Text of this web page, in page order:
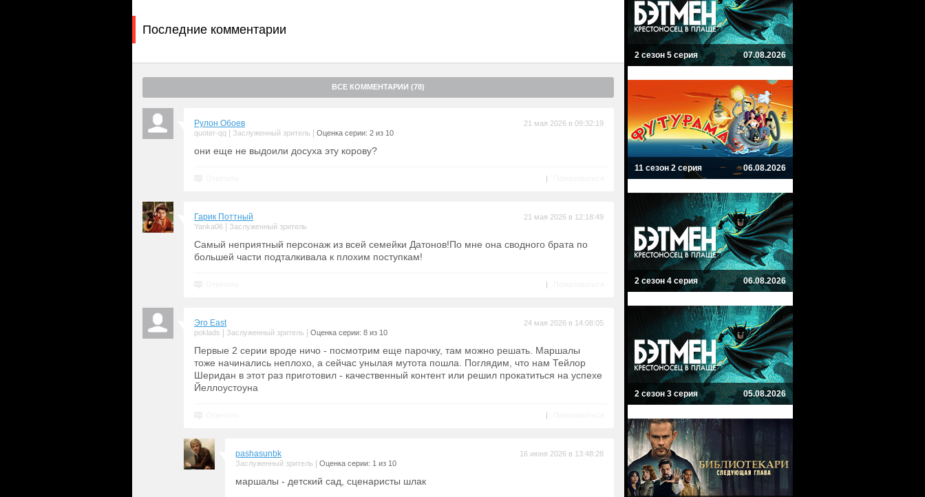
Последние комментарии
ВСЕ КОММЕНТАРИИ (78)
Рулон Обоев
quoter-qq Заслуженный зритель Оценка серии: 2 из 10
21 мая 2026 в 09:32:19
они еще не выдоили досуха эту корову?
|
Гарик Поттный
Yanka06 Заслуженный зритель
21 мая 2026 в 12:18:49
Самый неприятный персонаж из всей семейки Датонов!По мне она сводного брата по
большей части подталкивала к плохим поступкам!
|
Эго East
poklads Заслуженный зритель Оценка серии: 8 из 10
24 мая 2026 в 14:08:05
Первые 2 серии вроде ничо - посмотрим еще парочку, там можно решать. Маршалы
тоже начинались неплохо, а сейчас унылая мутота пошла. Поглядим, что нам Тейлор
Шеридан в этот раз приготовил - качественный контент или решил прокатиться на успехе
Йеллоустоуна
|
pashasunbk
Заслуженный зритель Оценка серии: 1 из 10
16 июня 2026 в 13:48:28
маршалы - детский сад, сценаристы шлак
2 сезон 5 серия 07.08.2026
11 сезон 2 серия 06.08.2026
2 сезон 4 серия 06.08.2026
2 сезон 3 серия 05.08.2026